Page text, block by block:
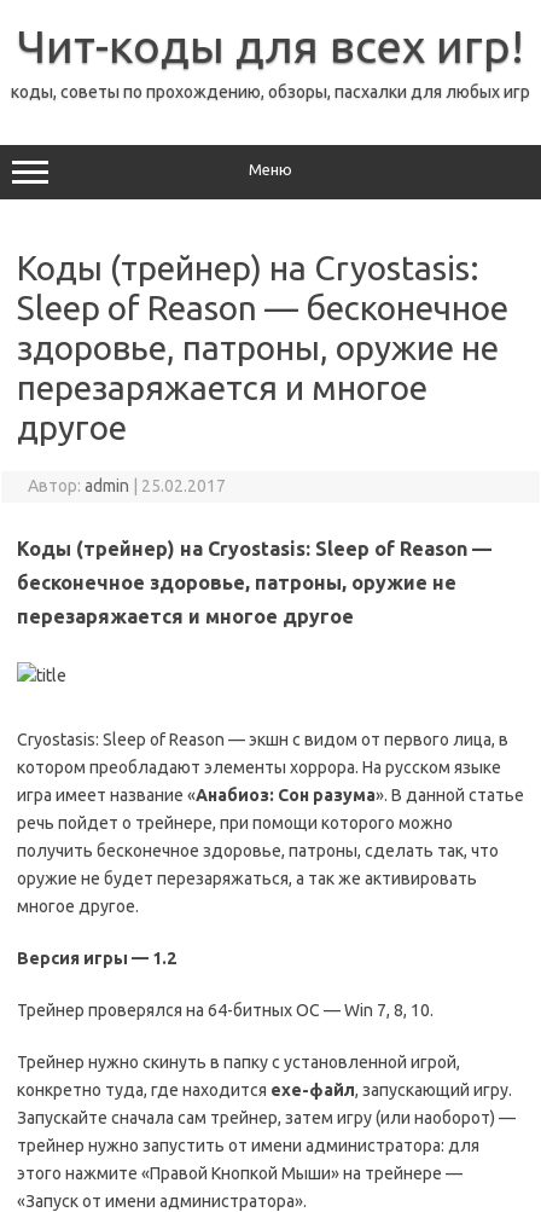
содержимому
Чит-коды для всех игр!
коды, советы по прохождению, обзоры, пасхалки для любых игр
Меню
Коды (трейнер) на Cryostasis:
Sleep of Reason — бесконечное
здоровье, патроны, оружие не
перезаряжается и многое
другое
Автор: admin 25.02.2017
Коды (трейнер) на Cryostasis: Sleep of Reason —
бесконечное здоровье, патроны, оружие не
перезаряжается и многое другое
Cryostasis: Sleep of Reason — экшн с видом от первого лица, в
котором преобладают элементы хоррора. На русском языке
игра имеет название «Анабиоз: Сон разума». В данной статье
речь пойдет о трейнере, при помощи которого можно
получить бесконечное здоровье, патроны, сделать так, что
оружие не будет перезаряжаться, а так же активировать
многое другое.
Версия игры — 1.2
Трейнер проверялся на 64-битных ОС — Win 7, 8, 10.
Трейнер нужно скинуть в папку с установленной игрой,
конкретно туда, где находится exe-файл, запускающий игру.
Запускайте сначала сам трейнер, затем игру (или наоборот) —
трейнер нужно запустить от имени администратора: для
этого нажмите «Правой Кнопкой Мыши» на трейнере —
«Запуск от имени администратора».